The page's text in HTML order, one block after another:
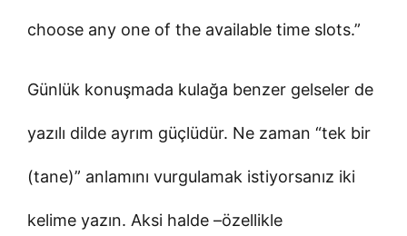
choose any one of the available time slots.”
Günlük konuşmada kulağa benzer gelseler de
yazılı dilde ayrım güçlüdür. Ne zaman “tek bir
(tane)” anlamını vurgulamak istiyorsanız iki
kelime yazın. Aksi halde –özellikle